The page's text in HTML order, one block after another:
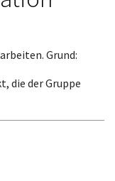
Grund:
die der Gruppe